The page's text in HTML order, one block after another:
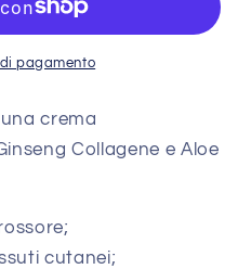
pagamento
crema
Collagene e Aloe
cutanei;